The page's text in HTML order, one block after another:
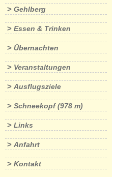
> Gehlberg
> Essen & Trinken
> Übernachten
> Veranstaltungen
> Ausflugsziele
> Schneekopf (978 m)
> Links
> Anfahrt
> Kontakt